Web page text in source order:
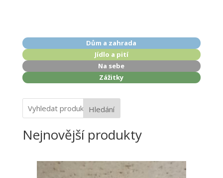
Dům a zahrada
Jídlo a pití
Na sebe
Zážitky
Hledání
Nejnovější produkty